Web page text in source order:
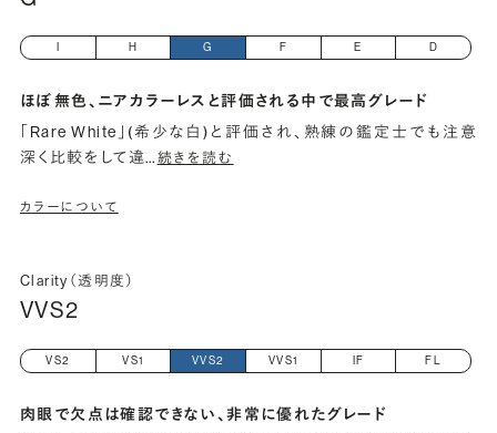
H G F E D
ほぼ無色、ニアカラーレスと評価される中で最高グレード
「Rare White」(希少な白)と評価され、熟練の鑑定士でも注意
深く比較をして違… 続きを読む
カラーについて
Clarity（透明度）
VVS2
VS2 VS1 VVS2 VVS1 IF FL
肉眼で欠点は確認できない、非常に優れたグレード